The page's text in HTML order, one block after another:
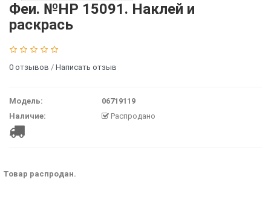
Феи. №НР 15091. Наклей и
раскрась
0 отзывов / Написать отзыв
Модель:
06719119
Наличие:
Распродано
Товар распродан.